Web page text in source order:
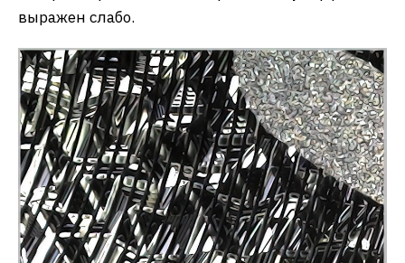
выражен слабо.